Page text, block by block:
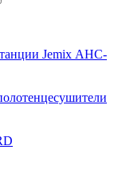
Jemix АНС-